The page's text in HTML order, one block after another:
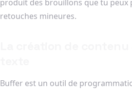
produit des brouillons que tu peux
retouches mineures.
Buffer est un outil de